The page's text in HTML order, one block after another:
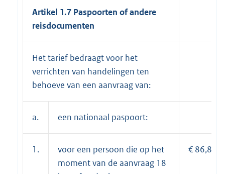
Artikel 1.7 Paspoorten of andere
reisdocumenten
Het tarief bedraagt voor het
verrichten van handelingen ten
behoeve van een aanvraag van:
a. een nationaal paspoort:
1.
voor een persoon die op het
moment van de aanvraag 18
€ 86,85;